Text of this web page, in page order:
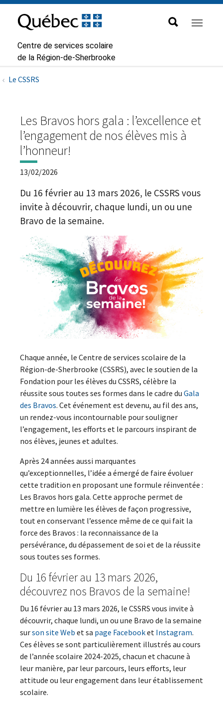
Aller à la navigation principale
Aller au contenu principal
Passer au pied de page
au
contenu
Centre de services scolaire
de la Région-de-Sherbrooke
Le CSSRS
Les Bravos hors gala : l’excellence et
l’engagement de nos élèves mis à
l’honneur!
13/02/2026
Du 16 février au 13 mars 2026, le CSSRS vous
invite à découvrir, chaque lundi, un ou une
Bravo de la semaine.
Chaque année, le Centre de services scolaire de la
Région-de-Sherbrooke (CSSRS), avec le soutien de la
Fondation pour les élèves du CSSRS, célèbre la
réussite sous toutes ses formes dans le cadre du Gala
des Bravos. Cet événement est devenu, au fil des ans,
un rendez-vous incontournable pour souligner
l’engagement, les efforts et le parcours inspirant de
nos élèves, jeunes et adultes.
Après 24 années aussi marquantes
qu’exceptionnelles, l’idée a émergé de faire évoluer
cette tradition en proposant une formule réinventée :
Les Bravos hors gala. Cette approche permet de
mettre en lumière les élèves de façon progressive,
tout en conservant l’essence même de ce qui fait la
force des Bravos : la reconnaissance de la
persévérance, du dépassement de soi et de la réussite
sous toutes ses formes.
Du 16 février au 13 mars 2026,
découvrez nos Bravos de la semaine!
Du 16 février au 13 mars 2026, le CSSRS vous invite à
découvrir, chaque lundi, un ou une Bravo de la semaine
surson site Web et sa page Facebooket Instagram.
Ces élèves se sont particulièrement illustrés au cours
de l’année scolaire 2024-2025, chacun et chacune à
leur manière, par leur parcours, leurs efforts, leur
attitude ou leur engagement dans leur établissement
scolaire.